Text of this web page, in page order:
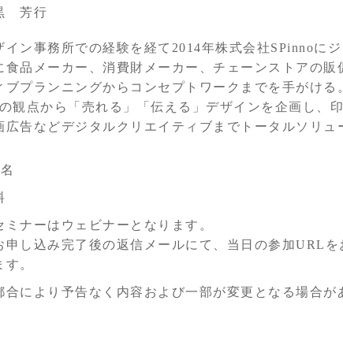
芳行
イン事務所での経験を経て2014年株式会社SPinnoにジ
食品メーカー、消費財メーカー、チェーンストアの販
ブプランニングからコンセプトワークまでを手がける
観点から「売れる」「伝える」デザインを企画し、
広告などデジタルクリエイティブまでトータルソリュ
ミナーはウェビナーとなります。
し込み完了後の返信メールにて、当日の参加URLを
す。
により予告なく内容および一部が変更となる場合が